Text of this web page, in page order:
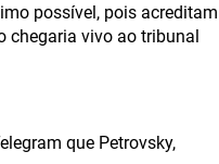
possível, pois acreditam
chegaria vivo ao tribunal
que Petrovsky,